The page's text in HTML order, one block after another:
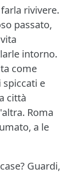
rivivere.
passato,
intorno.
come
spiccati e
città
Roma
a le
Guardi,